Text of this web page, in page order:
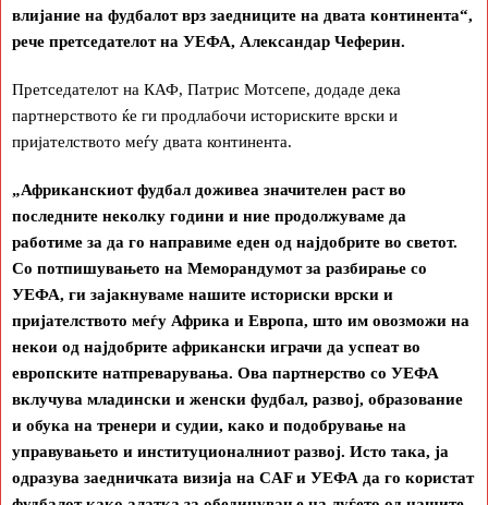
влијание на фудбалот врз заедниците на двата континента“,
рече претседателот на УЕФА, Александар Чеферин.
Претседателот на КАФ, Патрис Мотсепе, додаде дека
партнерството ќе ги продлабочи историските врски и
пријателството меѓу двата континента.
„Африканскиот фудбал доживеа значителен раст во
последните неколку години и ние продолжуваме да
работиме за да го направиме еден од најдобрите во светот.
Со потпишувањето на Меморандумот за разбирање со
УЕФА, ги зајакнуваме нашите историски врски и
пријателството меѓу Африка и Европа, што им овозможи на
некои од најдобрите африкански играчи да успеат во
европските натпреварувања. Ова партнерство со УЕФА
вклучува младински и женски фудбал, развој, образование
и обука на тренери и судии, како и подобрување на
управувањето и институционалниот развој. Исто така, ја
одразува заедничката визија на CAF и УЕФА да го користат